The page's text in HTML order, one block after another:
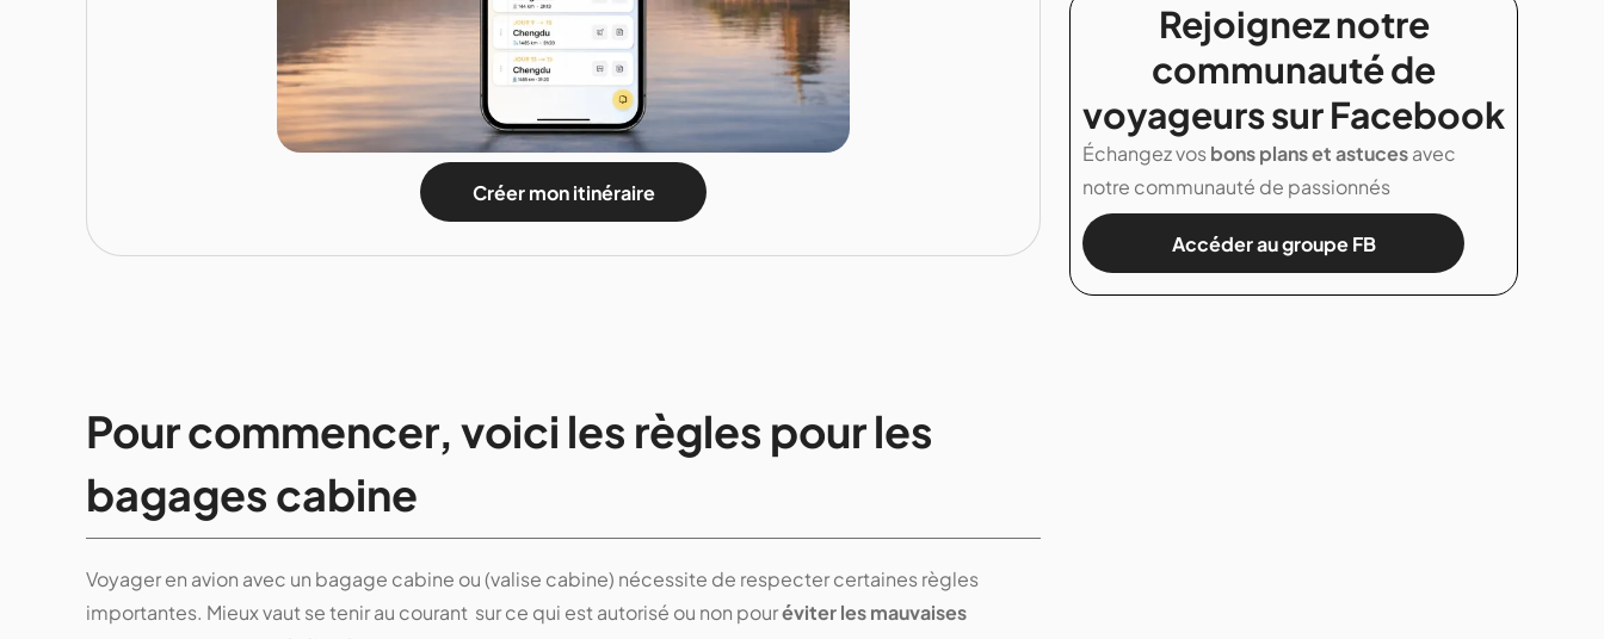
Créer mon itinéraire
Pour commencer, voici les règles pour les
bagages cabine
Voyager en avion avec un bagage cabine ou (valise cabine) nécessite de respecter certaines règles
importantes. Mieux vaut se tenir au courant sur ce qui est autorisé ou non pouréviter les mauvaises
Rejoignez notre
communauté de
voyageurs sur Facebook
Échangez vosbons plans et astucesavec
notre communauté de passionnés
Accéder au groupe FB